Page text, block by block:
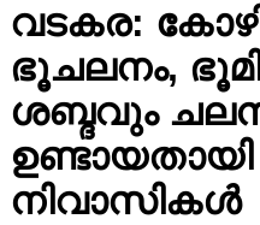
വടകര:
ഭൂചലനം,
ശബ്ദവും
ഉണ്ടായതായി
നിവാസികൾ